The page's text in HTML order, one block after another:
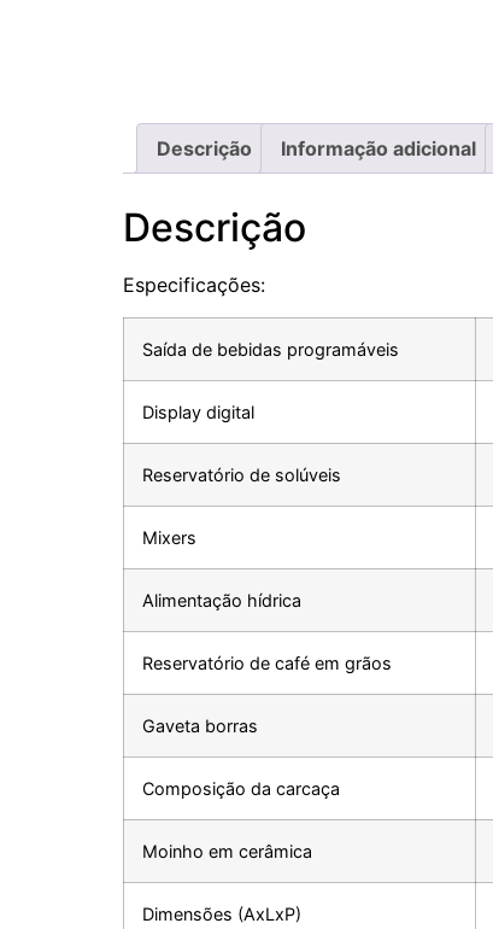
Descrição Informação adicional
Descrição
Especificações:
Saída de bebidas programáveis
Display digital
Reservatório de solúveis
Mixers
Alimentação hídrica
Reservatório de café em grãos
Gaveta borras
Composição da carcaça
Moinho em cerâmica
Dimensões (AxLxP)